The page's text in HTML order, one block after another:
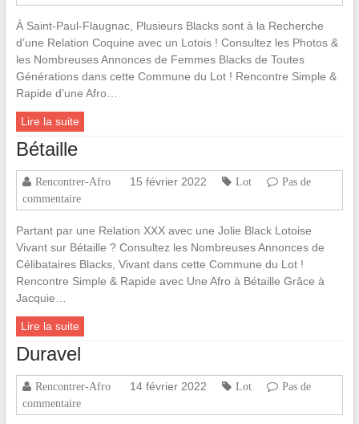
À Saint-Paul-Flaugnac, Plusieurs Blacks sont à la Recherche
d’une Relation Coquine avec un Lotois ! Consultez les Photos &
les Nombreuses Annonces de Femmes Blacks de Toutes
Générations dans cette Commune du Lot ! Rencontre Simple &
Rapide d’une Afro…
Lire la suite
Bétaille
Rencontrer-Afro 15 février 2022 Lot
Pas de
commentaire
Partant par une Relation XXX avec une Jolie Black Lotoise
Vivant sur Bétaille ? Consultez les Nombreuses Annonces de
Célibataires Blacks, Vivant dans cette Commune du Lot !
Rencontre Simple & Rapide avec Une Afro à Bétaille Grâce à
Jacquie…
Lire la suite
Duravel
Rencontrer-Afro 14 février 2022 Lot
Pas de
commentaire